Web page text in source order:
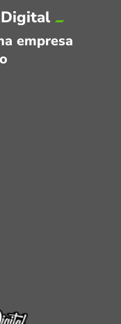
empresa